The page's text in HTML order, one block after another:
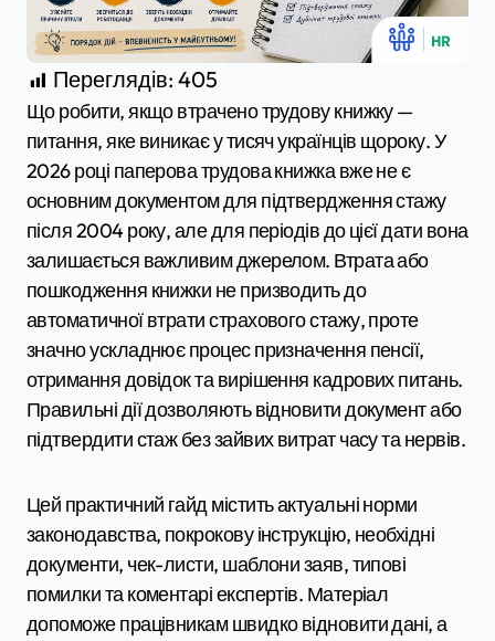
Переглядів: 405
Що робити, якщо втрачено трудову книжку —
питання, яке виникає у тисяч українців щороку. У
2026 році паперова трудова книжка вже не є
основним документом для підтвердження стажу
після 2004 року, але для періодів до цієї дати вона
залишається важливим джерелом. Втрата або
пошкодження книжки не призводить до
автоматичної втрати страхового стажу, проте
значно ускладнює процес призначення пенсії,
отримання довідок та вирішення кадрових питань.
Правильні дії дозволяють відновити документ або
підтвердити стаж без зайвих витрат часу та нервів.
Цей практичний гайд містить актуальні норми
законодавства, покрокову інструкцію, необхідні
документи, чек-листи, шаблони заяв, типові
помилки та коментарі експертів. Матеріал
допоможе працівникам швидко відновити дані, а